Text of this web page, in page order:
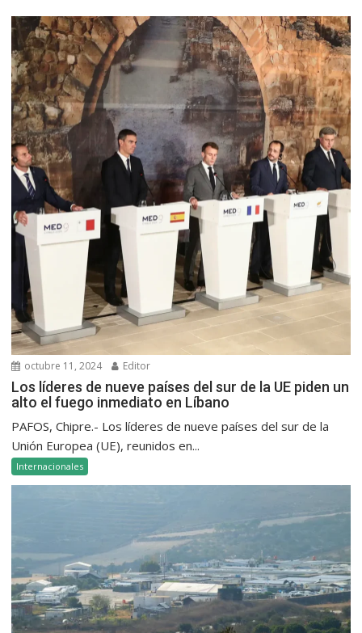
octubre 11, 2024 Editor
Los líderes de nueve países del sur de la UE piden un
alto el fuego inmediato en Líbano
PAFOS, Chipre.- Los líderes de nueve países del sur de la
Unión Europea (UE), reunidos en...
Internacionales